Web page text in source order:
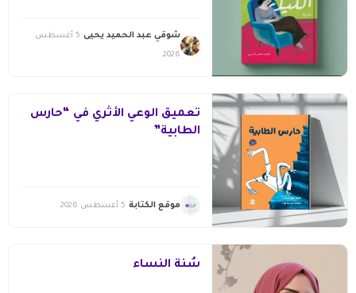
شوقي عبد الحميد يحيى 5 أغسطس
2026
تعميق الوعي الأثري في “حارس
الطابية”
موقع الكتابة 5 أغسطس 2026
سُنّة النساء